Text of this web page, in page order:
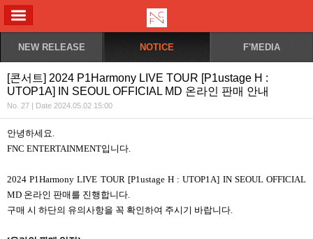
NEW RELEASE NOTICE F'MEDIA
[콘서트] 2024 P1Harmony LIVE TOUR [P1ustage H :
UTOP1A] IN SEOUL OFFICIAL MD 온라인 판매 안내
No. 27 | Date 2024.05.02 15:00
안녕하세요.
FNC ENTERTAINMENT입니다.
2024 P1Harmony LIVE TOUR [P1ustage H : UTOP1A] IN SEOUL OFFICIAL
MD 온라인 판매를 진행합니다.
구매 시 하단의 유의사항을 꼭 확인하여 주시기 바랍니다.